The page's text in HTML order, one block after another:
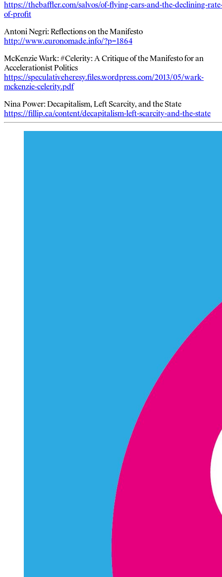
https://thebaffler.com/salvos/of-flying-cars-and-the-declining-
of-profit
Antoni Negri: Reflections on the Manifesto
http://www.euronomade.info/?p=1864
McKenzie Wark: #Celerity: A Critique of the Manifesto for an
Accelerationist Politics
https://speculativeheresy.files.wordpress.com/2013/05/wark-
mckenzie-celerity.pdf
Nina Power: Decapitalism, Left Scarcity, and the State
https://fillip.ca/content/decapitalism-left-scarcity-and-the-state